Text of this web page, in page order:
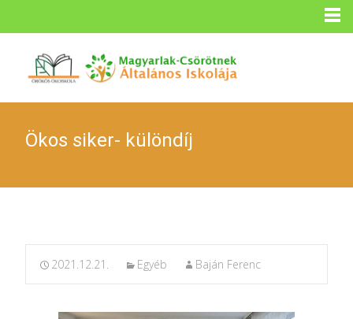
Ökos siker- különdíj
2021.12.21. Egyéb Baján Ferenc